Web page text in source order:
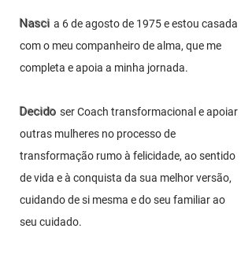
Nasci a 6 de agosto de 1975 e estou casada
como meu companheiro de alma, que me
completa e apoia a minha jornada.
Decido ser Coach transformacional e apoiar
outras mulheres no processo de
transformação rumo à felicidade, ao sentido
de vida e à conquista da sua melhor versão,
cuidando de si mesma e do seu familiar ao
seu cuidado.